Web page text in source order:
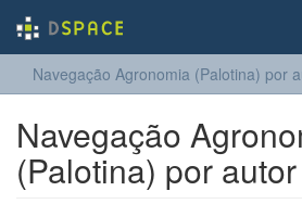
Navegação Agronomia (Palotina) por
Navegação
(Palotina) por autor